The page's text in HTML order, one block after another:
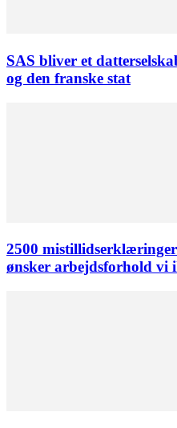
SAS bliver et
og den franske stat
2500
ønsker arbejdsforhold vi